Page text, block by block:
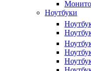
Ноутбуки